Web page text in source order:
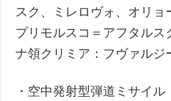
スク、ミレロヴォ、オリョ
プリモルスコ＝アフタルス
ナ領クリミア：フヴァルジ
・空中発射型弾道ミサイ